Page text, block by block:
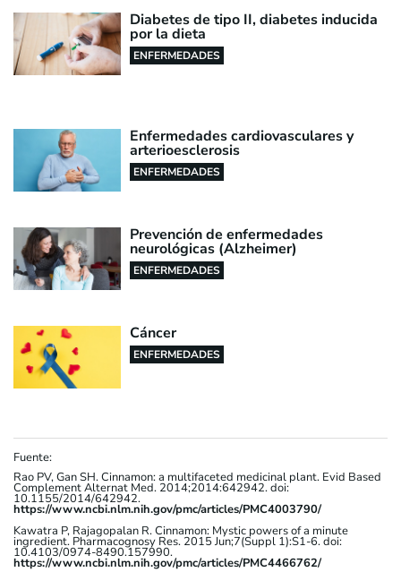
Diabetes de tipo II, diabetes inducida
por la dieta
ENFERMEDADES
Enfermedades cardiovasculares y
arterioesclerosis
ENFERMEDADES
Prevención de enfermedades
neurológicas (Alzheimer)
ENFERMEDADES
Cáncer
ENFERMEDADES
Fuente:
Rao PV, Gan SH. Cinnamon: a multifaceted medicinal plant. Evid Based
Complement Alternat Med. 2014;2014:642942. doi:
10.1155/2014/642942.
https://www.ncbi.nlm.nih.gov/pmc/articles/PMC4003790/
Kawatra P, Rajagopalan R. Cinnamon: Mystic powers of a minute
ingredient. Pharmacognosy Res. 2015 Jun;7(Suppl 1):S1-6. doi:
10.4103/0974-8490.157990.
https://www.ncbi.nlm.nih.gov/pmc/articles/PMC4466762/